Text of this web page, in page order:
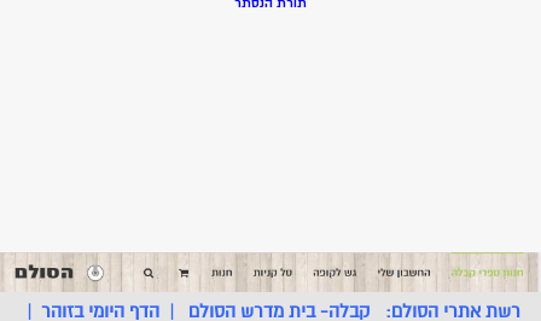
רשת אתרי הסולם: קבלה- בית מדרש הסולם |הדף היומי בזוהר |